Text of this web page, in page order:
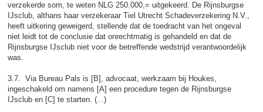
verzekerde som, te weten NLG 250.000,= uitgekeerd. De Rijnsburgse
IJsclub, althans haar verzekeraar Tiel Utrecht Schadeverzekering N.V.,
heeft uitkering geweigerd, stellende dat de toedracht van het ongeval
niet leidt tot de conclusie dat onrechtmatig is gehandeld en dat de
Rijnsburgse IJsclub niet voor de betreffende wedstrijd verantwoordelijk
was.
3.7. Via Bureau Pals is [B], advocaat, werkzaam bij Houkes,
ingeschakeld om namens [A] een procedure tegen de Rijnsburgse
IJsclub en [C] te starten. (...)